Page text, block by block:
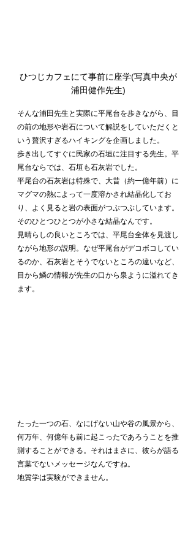
ひつじカフェにて事前に座学(写真中央が
浦田健作先生)
そんな浦田先生と実際に平尾台を歩きながら、目
の前の地形や岩石について解説をしていただくと
いう贅沢すぎるハイキングを企画しました。
歩き出してすぐに民家の石垣に注目する先生。平
尾台ならでは、石垣も石灰岩でした。
平尾台の石灰岩は特殊で、大昔（約一億年前）に
マグマの熱によって一度溶かされ結晶化してお
り、よく見ると岩の表面がつぶつぶしています。
そのひとつひとつが小さな結晶なんです。
見晴らしの良いところでは、平尾台全体を見渡し
ながら地形の説明。なぜ平尾台がデコボコしてい
るのか、石灰岩とそうでないところの違いなど、
目から鱗の情報が先生の口から泉ように溢れてき
ます。
たった一つの石、なにげない山や谷の風景から、
何万年、何億年も前に起こったであろうことを推
測することができる。それはまさに、彼らが語る
言葉でないメッセージなんですね。
地質学は実験ができません。